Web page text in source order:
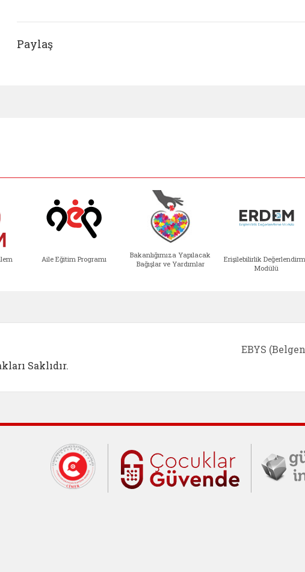
Paylaş
Aile Eğitim Programı
Bakanlığımıza Yapılacak
Bağışlar ve Yardımlar
Erişilebilirlik
Modülü
Saklıdır.
EBYS
Cumhurbaşkanlığı İletişim Merkezi
Çocuklar